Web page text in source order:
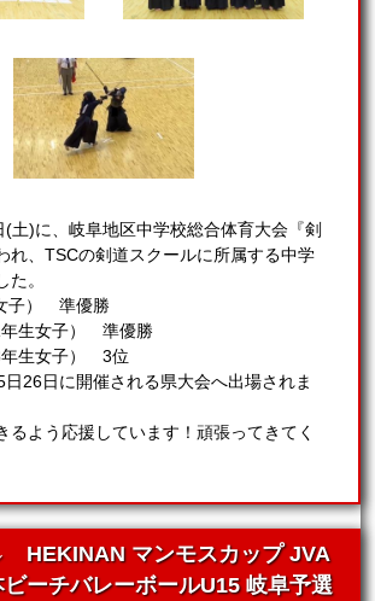
土)に、岐阜地区中学校総合体育大会『剣
れ、TSCの剣道スクールに所属する中学
。
子） 準優勝
年生女子） 準優勝
年生女子） 3位
日26日に開催される県大会へ出場されま
るよう応援しています！頑張ってきてく
HEKINAN マンモスカップ JVA
ーチバレーボールU15 岐阜予選